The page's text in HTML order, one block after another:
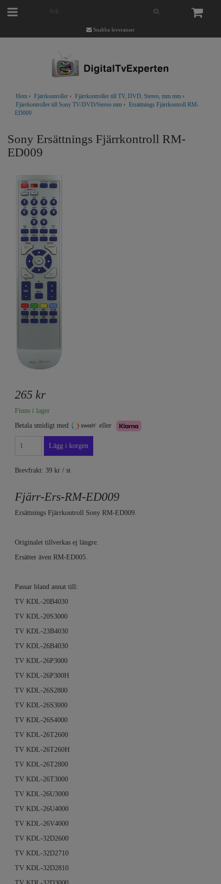
Snabba leveranser
Hem › Fjärrkontroller › Fjärrkontroller till TV, DVD, Stereo, mm mm ›
Fjärrkontroller till Sony TV/DVD/Stereo mm › Ersättnings Fjärrkontroll RM-
ED009
Sony Ersättnings Fjärrkontroll RM-
ED009
265 kr
Finns i lager
Betala smidigt med
eller
Brevfrakt: 39 kr / st
Fjärr-Ers-RM-ED009
Ersättnings Fjärrkontroll Sony RM-ED009.
Originalet tillverkas ej längre.
Ersätter även RM-ED005.
Passar bland annat till:
TV KDL-20B4030
TV KDL-20S3000
TV KDL-23B4030
TV KDL-26B4030
TV KDL-26P3000
TV KDL-26P300H
TV KDL-26S2800
TV KDL-26S3000
TV KDL-26S4000
TV KDL-26T2600
TV KDL-26T260H
TV KDL-26T2800
TV KDL-26T3000
TV KDL-26U3000
TV KDL-26U4000
TV KDL-26V4000
TV KDL-32D2600
TV KDL-32D2710
TV KDL-32D2810